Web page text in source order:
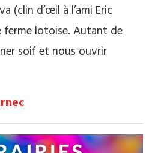
(clin d’œil à l’ami Eric
ferme lotoise. Autant de
soif et nous ouvrir